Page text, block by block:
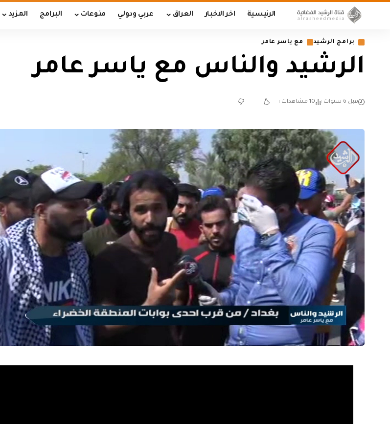
الرئيسية اخر الاخبار العراق عربي ودولي منوعات البرامج المزيد
برامج الرشيد مع ياسر عامر
الرشيد والناس مع ياسر عامر
قبل 6 سنوات 10 مشاهدات